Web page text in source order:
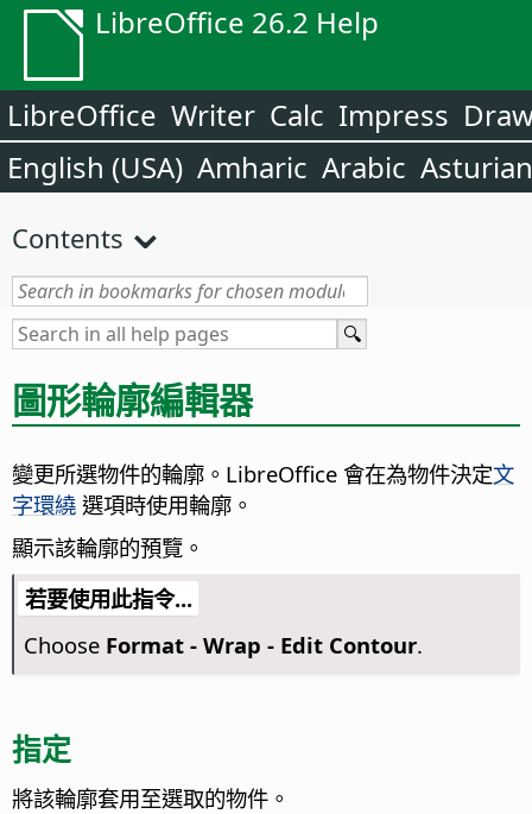
LibreOffice 26.2 Help
LibreOffice Writer Calc Impress
English (USA) Amharic Arabic Asturian
Contents
圖形輪廓編輯器
變更所選物件的輪廓。LibreOffice 會在為物件決定文
字環繞 選項時使用輪廓。
顯示該輪廓的預覽。
若要使用此指令...
Choose Format - Wrap - Edit Contour.
指定
將該輪廓套用至選取的物件。